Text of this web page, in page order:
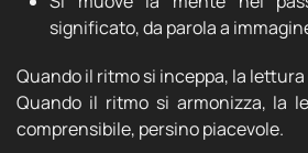
significato, da parola a
Quando il ritmo si inceppa, la
Quando il ritmo si armonizza, la
comprensibile, persino piacevole.